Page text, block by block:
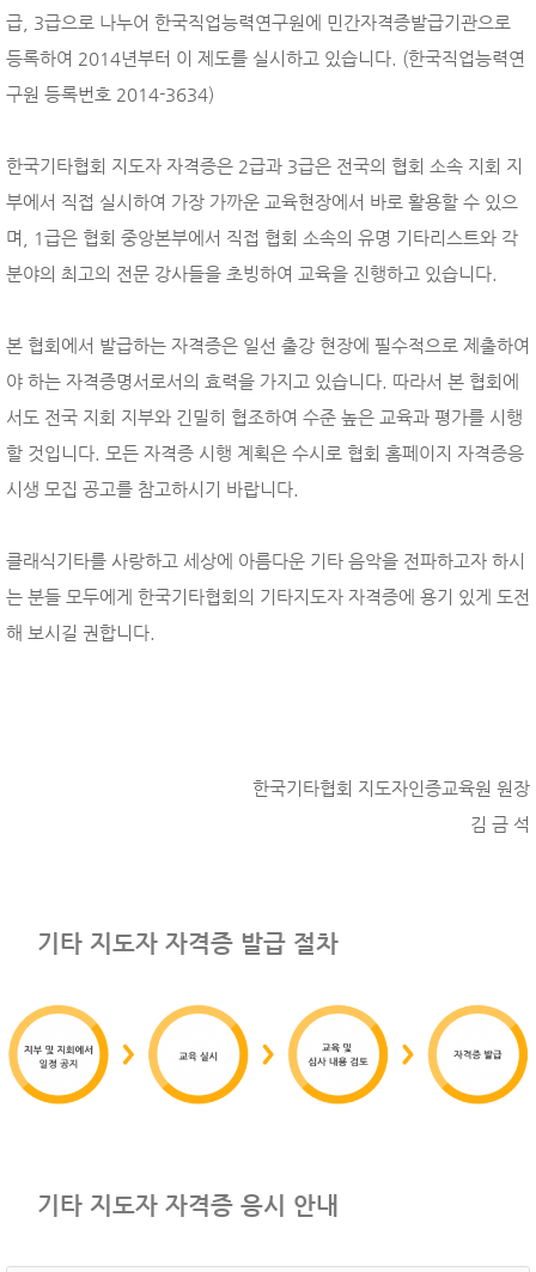
급, 3급으로 나누어 한국직업능력연구원에 민간자격증발급기관으로
등록하여 2014년부터 이 제도를 실시하고 있습니다. (한국직업능력연
구원 등록번호 2014-3634)
한국기타협회 지도자 자격증은 2급과 3급은 전국의 협회 소속 지회 지
부에서 직접 실시하여 가장 가까운 교육현장에서 바로 활용할 수 있으
며, 1급은 협회 중앙본부에서 직접 협회 소속의 유명 기타리스트와 각
분야의 최고의 전문 강사들을 초빙하여 교육을 진행하고 있습니다.
본 협회에서 발급하는 자격증은 일선 출강 현장에 필수적으로 제출하여
야 하는 자격증명서로서의 효력을 가지고 있습니다. 따라서 본 협회에
서도 전국 지회 지부와 긴밀히 협조하여 수준 높은 교육과 평가를 시행
할 것입니다. 모든 자격증 시행 계획은 수시로 협회 홈페이지 자격증응
시생 모집 공고를 참고하시기 바랍니다.
클래식기타를 사랑하고 세상에 아름다운 기타 음악을 전파하고자 하시
는 분들 모두에게 한국기타협회의 기타지도자 자격증에 용기 있게 도전
해 보시길 권합니다.
한국기타협회 지도자인증교육원 원장
김 금 석
기타 지도자 자격증 발급 절차
기타 지도자 자격증 응시 안내